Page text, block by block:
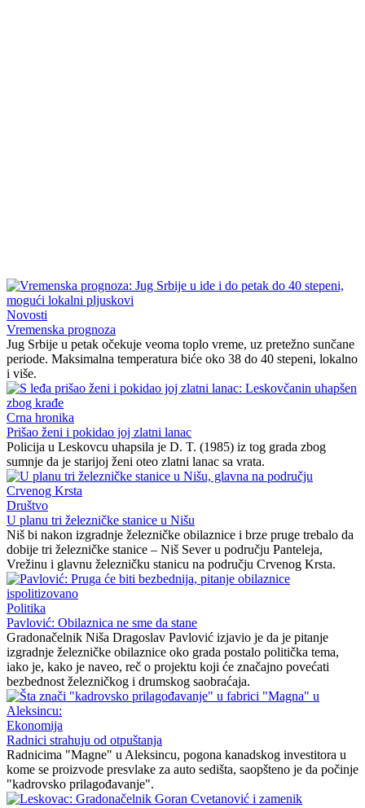
Novosti
Vremenska prognoza
Jug Srbije u petak očekuje veoma toplo vreme, uz pretežno sunčane
periode. Maksimalna temperatura biće oko 38 do 40 stepeni, lokalno
i više.
Crna hronika
Prišao ženi i pokidao joj zlatni lanac
Policija u Leskovcu uhapsila je D. T. (1985) iz tog grada zbog
sumnje da je starijoj ženi oteo zlatni lanac sa vrata.
Društvo
U planu tri železničke stanice u Nišu
Niš bi nakon izgradnje železničke obilaznice i brze pruge trebalo da
dobije tri železničke stanice – Niš Sever u području Panteleja,
Vrežinu i glavnu železničku stanicu na području Crvenog Krsta.
Politika
Pavlović: Obilaznica ne sme da stane
Gradonačelnik Niša Dragoslav Pavlović izjavio je da je pitanje
izgradnje železničke obilaznice oko grada postalo politička tema,
iako je, kako je naveo, reč o projektu koji će značajno povećati
bezbednost železničkog i drumskog saobraćaja.
Ekonomija
Radnici strahuju od otpuštanja
Radnicima "Magne" u Aleksincu, pogona kanadskog investitora u
kome se proizvode presvlake za auto sedišta, saopšteno je da počinje
"kadrovsko prilagođavanje".